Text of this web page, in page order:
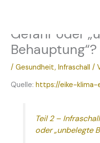
Teil 2 –
Gefahr oder
Behauptung“?
/Gesundheit,Infraschall /
Quelle:https://eike-klima-
Teil 2 –
oder „unbelegte